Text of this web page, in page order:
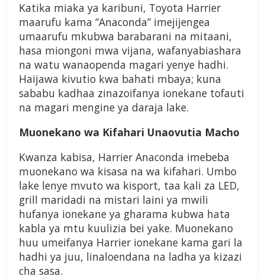
Katika miaka ya karibuni, Toyota Harrier
maarufu kama “Anaconda” imejijengea
umaarufu mkubwa barabarani na mitaani,
hasa miongoni mwa vijana, wafanyabiashara
na watu wanaopenda magari yenye hadhi.
Haijawa kivutio kwa bahati mbaya; kuna
sababu kadhaa zinazoifanya ionekane tofauti
na magari mengine ya daraja lake.
Muonekano wa Kifahari Unaovutia Macho
Kwanza kabisa, Harrier Anaconda imebeba
muonekano wa kisasa na wa kifahari. Umbo
lake lenye mvuto wa kisport, taa kali za LED,
grill maridadi na mistari laini ya mwili
hufanya ionekane ya gharama kubwa hata
kabla ya mtu kuulizia bei yake. Muonekano
huu umeifanya Harrier ionekane kama gari la
hadhi ya juu, linaloendana na ladha ya kizazi
cha sasa.